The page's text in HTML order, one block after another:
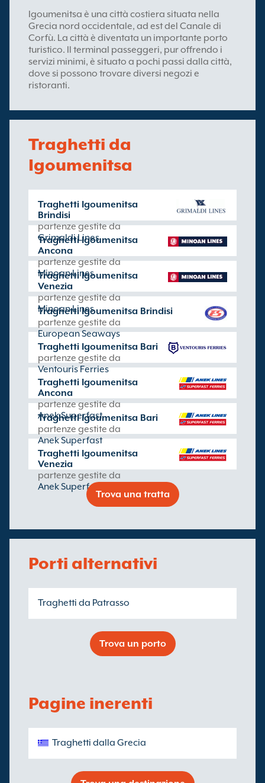
Igoumenitsa è una città costiera situata nella
Grecia nord occidentale, ad est del Canale di
Corfù. La città è diventata un importante porto
turistico. Il terminal passeggeri, pur offrendo i
servizi minimi, è situato a pochi passi dalla città,
dove si possono trovare diversi negozi e
ristoranti.
Traghetti da
Igoumenitsa
Traghetti Igoumenitsa
Brindisi
partenze gestite da
Grimaldi Lines
Traghetti Igoumenitsa
Ancona
partenze gestite da
Minoan Lines
Traghetti Igoumenitsa
Venezia
partenze gestite da
Minoan Lines
Traghetti Igoumenitsa Brindisi
partenze gestite da
European Seaways
Traghetti Igoumenitsa Bari
partenze gestite da
Ventouris Ferries
Traghetti Igoumenitsa
Ancona
partenze gestite da
Anek Superfast
Traghetti Igoumenitsa Bari
partenze gestite da
Anek Superfast
Traghetti Igoumenitsa
Venezia
partenze gestite da
Anek Superfast
Trova una tratta
Porti alternativi
Traghetti da Patrasso
Trova un porto
Pagine inerenti
Traghetti dalla Grecia